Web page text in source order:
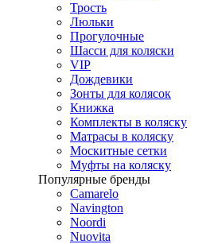
Трость
Люльки
Прогулочные
Шасси для коляски
VIP
Дождевики
Зонты для колясок
Книжка
Комплекты в коляску
Матрасы в коляску
Москитные сетки
Муфты на коляску
Популярные бренды
Camarelo
Navington
Noordi
Nuovita